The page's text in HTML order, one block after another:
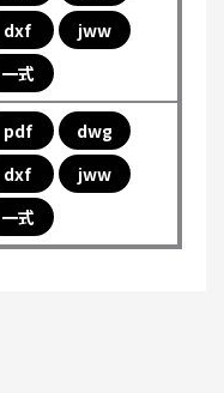
dxf
jww
一式
pdf
dwg
dxf
jww
一式